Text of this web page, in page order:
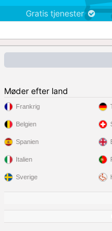
Gratis tjenester
Møder efter land
Frankrig
Belgien
Spanien
Italien
Sverige